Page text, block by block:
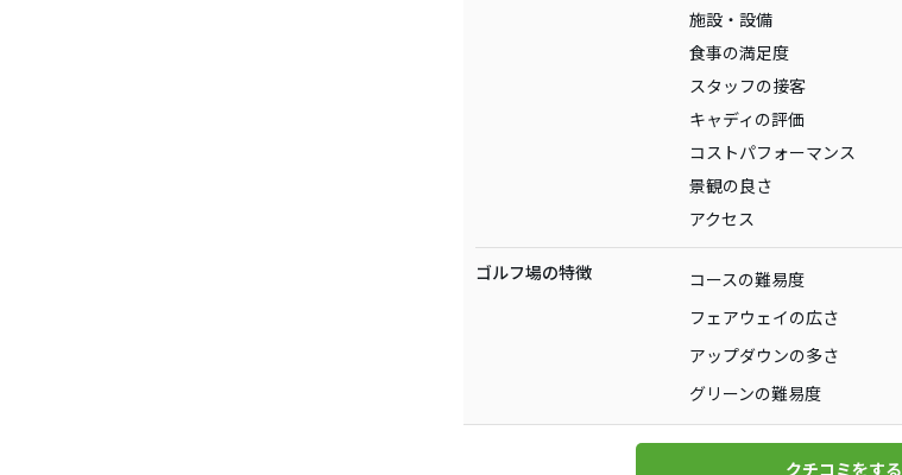
施設・設備
食事の満足度
スタッフの接客
キャディの評価
コストパフォーマンス
景観の良さ
アクセス
ゴルフ場の特徴 コースの難易度
フェアウェイの広さ
アップダウンの多さ
グリーンの難易度
クチコミをする